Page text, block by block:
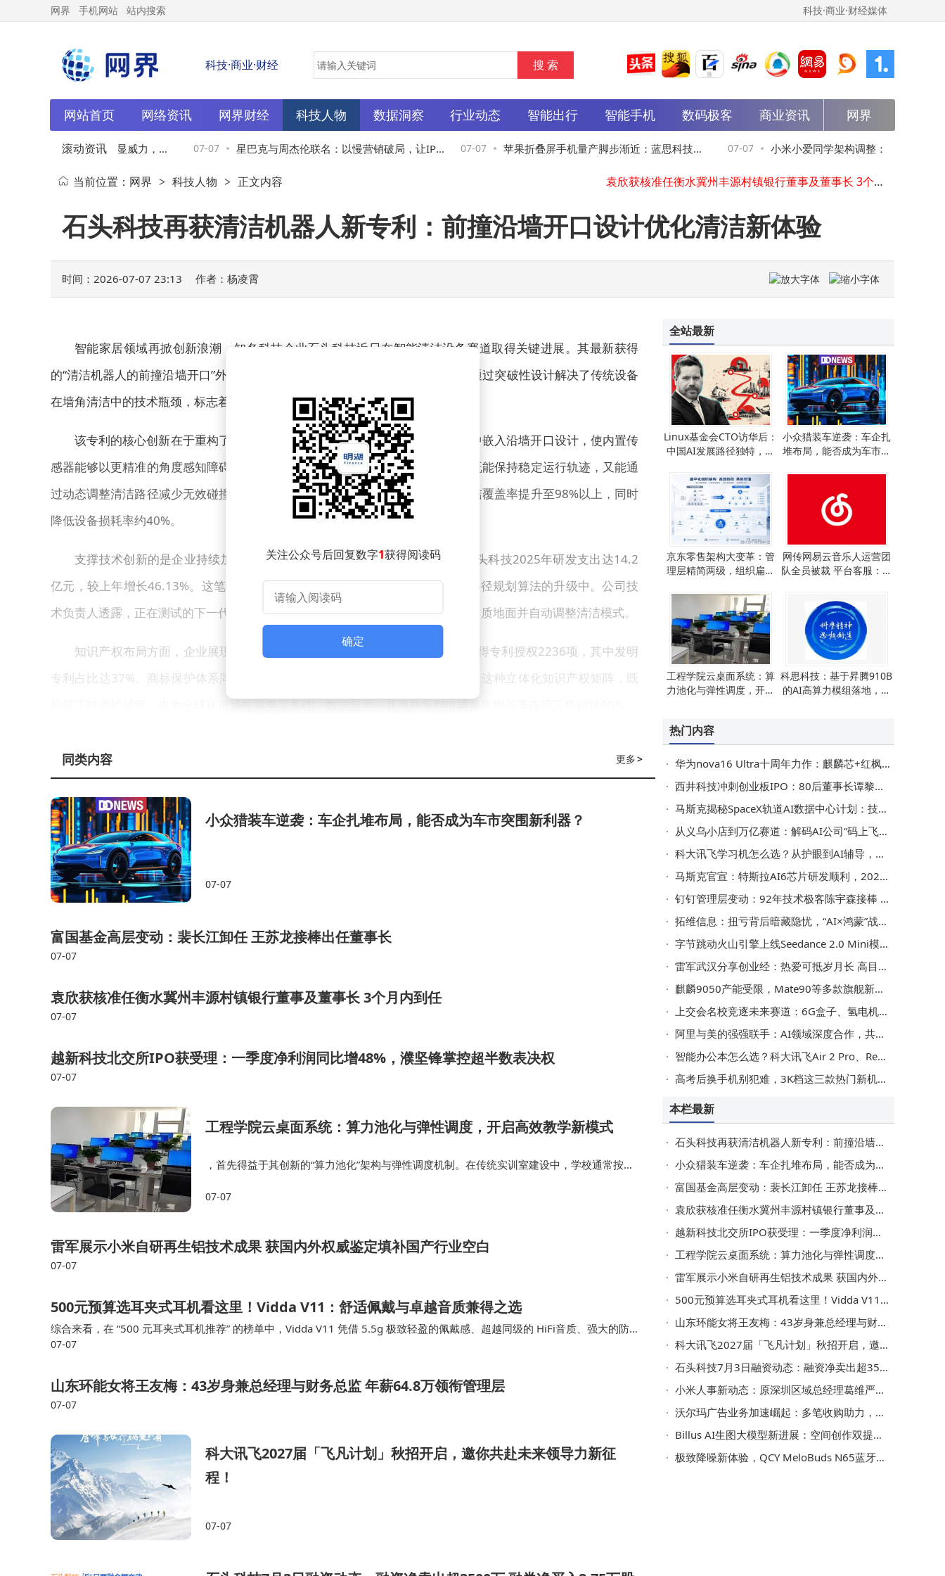
网界 手机网站 站内搜索 科技·商业·财经媒体
科技·商业·财经
网站首页 网络资讯 网界财经 科技人物 数据洞察 行业动态 智能出行 智能手机 数码极客 商业资讯 网界
滚动资讯
业绩狂飙：中游整合显威力，利
的生存之道
07-07 星巴克与周杰伦联名：以慢营销破局，让IP
合作沉淀为集体青春记忆
07-07 苹果折叠屏手机量产脚步渐近：蓝思科技供
玻璃盖板 富士康忙组装筹备
07-07 小米小爱同学架构调整：技术模块重组
事变动助力新范式构建
小众猎装车逆袭：车企扎堆布局，能否成为车市突围新利器？
富国基金高层变动：裴长江卸任 王苏龙接棒出任董事长
越新科技北交所IPO获受理：一季度净利润同比增48%，濮坚锋掌控超半数表决权
石头科技7月3日融资动态：融资净卖出超3500万 融券净买入2.75万股 融资融券余额达12.38亿
小众猎装车逆袭：车企扎堆布局，能否成为车市突围新利器？
当前位置： 网界 > 科技人物 > 正文内容
石头科技再获清洁机器人新专利：前撞沿墙开口设计优化清洁新体验
时间：2026-07-07 23:13 作者：杨凌霄
智能家居领域再掀创新浪潮，知名科技企业石头科技近日在智能清洁设备赛道取得关键进展。其最新获得
的“清洁机器人的前撞沿墙开口”外观设计专利（授权号CN202530705266.5），通过突破性设计解决了传统设备
在墙角清洁中的技术瓶颈，标志着智能清洁技术向精细化场景迈出重要一步。
该专利的核心创新在于重构了清洁机器人的前端结构。通过在传统前撞模块中嵌入沿墙开口设计，使内置传
感器能够以更精准的角度感知障碍物轮廓。这种结构优化使设备在贴墙清洁时，既能保持稳定运行轨迹，又能通
过动态调整清洁路径减少无效碰撞。据专利文件显示，该设计可使墙角区域的清洁覆盖率提升至98%以上，同时
降低设备损耗率约40%。
支撑技术创新的是企业持续加码的研发投入。根据最新披露的财务数据，石头科技2025年研发支出达14.2
亿元，较上年增长46.13%。这笔资金不仅用于新型传感器的研发，还投入到AI路径规划算法的升级中。公司技
术负责人透露，正在测试的下一代设备将集成多模态感知系统，可实时识别不同材质地面并自动调整清洁模式。
知识产权布局方面，企业展现出战略级规划能力。截至2025年末，其累计获得专利授权2236项，其中发明
专利占比达37%。商标保护体系同样完善，886条注册商标覆盖清洁设备全品类。这种立体化知识产权矩阵，既
构筑了技术护城河，也为全球化市场拓展奠定基础。数据显示，其海外专利申请量年增长率连续三年超过60%。
量产产品。这种高效的成果转化机制，使其在竞争激烈的清洁机器人市场保持领先地位。第三方机构报告显示，
其高端机型在3000元以上价格段的市场占有率突破35%，用户复购率较行业平均水平高出22个百分点。
技术革新正在重塑家居清洁生态。搭载新型传感器的清洁机器人，不仅能自主完成复杂场景的清洁任务，还
可通过物联网与智能音箱、扫地机器人等设备形成联动。这种跨设备协同正在创造新的使用场景——当用户外出
时，家居系统可自动启动深度清洁模式，并在完成工作后通过手机APP推送清洁报告。
社会层面的变革同样显著。智能清洁设备的普及使家庭成员每周平均节省3.2小时家务时间，这些时间被重
新分配到亲子互动、健身锻炼等生活场景。教育机构调研发现，使用智能清洁设备的家庭中，儿童参与家务劳动
家居生活的新范式。
关注公众号后回复数字1获得阅读码
确定
更多>
同类内容
小众猎装车逆袭：车企扎堆布局，能否成为车市突围新利器？
07-07
富国基金高层变动：裴长江卸任 王苏龙接棒出任董事长
07-07
袁欣获核准任衡水冀州丰源村镇银行董事及董事长 3个月内到任
07-07
越新科技北交所IPO获受理：一季度净利润同比增48%，濮坚锋掌控超半数表决权
07-07
工程学院云桌面系统：算力池化与弹性调度，开启高效教学新模式
，首先得益于其创新的“算力池化”架构与弹性调度机制。在传统实训室建设中，学校通常按照
力处于闲置状态，造成严重的资源浪费。 …
07-07
雷军展示小米自研再生铝技术成果 获国内外权威鉴定填补国产行业空白
07-07
500元预算选耳夹式耳机看这里！Vidda V11：舒适佩戴与卓越音质兼得之选
综合来看，在 “500 元耳夹式耳机推荐” 的榜单中，Vidda V11 凭借 5.5g 极致轻盈的佩戴感、超越同级的 HiFi音质、强大的防
漏音与降噪能力，以及丰富的智能体验，确实做到了 “百元价位千元…
07-07
山东环能女将王友梅：43岁身兼总经理与财务总监 年薪64.8万领衔管理层
07-07
科大讯飞2027届「飞凡计划」秋招开启，邀你共赴未来领导力新征
程！
07-07
全站最新
Linux基金会CTO访华后：
中国AI发展路径独特，美
小众猎装车逆袭：车企扎
堆布局，能否成为车市突
京东零售架构大变革：管
理层精简两级，组织扁平
网传网易云音乐人运营团
队全员被裁 平台客服：系
工程学院云桌面系统：算
力池化与弹性调度，开启
科思科技：基于昇腾910B
的AI高算力模组落地，自
热门内容
华为nova16 Ultra十周年力作：麒麟芯+红枫影，潮流续航双在线的年轻优选
西井科技冲刺创业板IPO：80后董事长谭黎敏掌舵，从广告人到科技领航者
马斯克揭秘SpaceX轨道AI数据中心计划：技术已备 百万卫星网络明年量产在望
从义乌小店到万亿赛道：解码AI公司“码上飞”如何打造商业Agent新基建
科大讯飞学习机怎么选？从护眼到AI辅导，三款热门型号深度测评推荐
马斯克官宣：特斯拉AI6芯片研发顺利，2028年投产先用于机器人
钉钉管理层变动：92年技术极客陈宇森接棒 陈航卸任，阿里加速AI创新布局
拓维信息：扭亏背后暗藏隐忧，“AI×鸿蒙”战略能否撑起高估值？
字节跳动火山引擎上线Seedance 2.0 Mini模型，成本降低助力视频规模化生产
雷军武汉分享创业经：热爱可抵岁月长 高目标牵引成就硬核科技梦
麒麟9050产能受限，Mate90等多款旗舰新机将首批搭载，抢购或再掀热潮
上交会名校竞逐未来赛道：6G盒子、氢电机器人、脑机接口齐亮相
阿里与美的强强联手：AI领域深度合作，共探全屋智能新未来
智能办公本怎么选？科大讯飞Air 2 Pro、Remarkable 2等四款热门产品深度对比来啦
高考后换手机别犯难，3K档这三款热门新机，哪款能戳中你？
本栏最新
石头科技再获清洁机器人新专利：前撞沿墙开口设计优化清洁新体验
小众猎装车逆袭：车企扎堆布局，能否成为车市突围新利器？
富国基金高层变动：裴长江卸任 王苏龙接棒出任董事长
袁欣获核准任衡水冀州丰源村镇银行董事及董事长 3个月内到任
越新科技北交所IPO获受理：一季度净利润同比增48%，濮坚锋掌控超半数表决权
工程学院云桌面系统：算力池化与弹性调度，开启高效教学新模式
雷军展示小米自研再生铝技术成果 获国内外权威鉴定填补国产行业空白
500元预算选耳夹式耳机看这里！Vidda V11：舒适佩戴与卓越音质兼得之选
山东环能女将王友梅：43岁身兼总经理与财务总监 年薪64.8万领衔管理层
科大讯飞2027届「飞凡计划」秋招开启，邀你共赴未来领导力新征程！
石头科技7月3日融资动态：融资净卖出超3500万 融券净买入2.75万股 融资融券余额达12.38亿
小米人事新动态：原深圳区域总经理葛维严履新，出任手机相机部总经理
沃尔玛广告业务加速崛起：多笔收购助力，增长势头直追亚马逊
Billus AI生图大模型新进展：空间创作双提升，持续进化中
极致降噪新体验，QCY MeloBuds N65蓝牙耳机：嘈杂世界里的静谧之选